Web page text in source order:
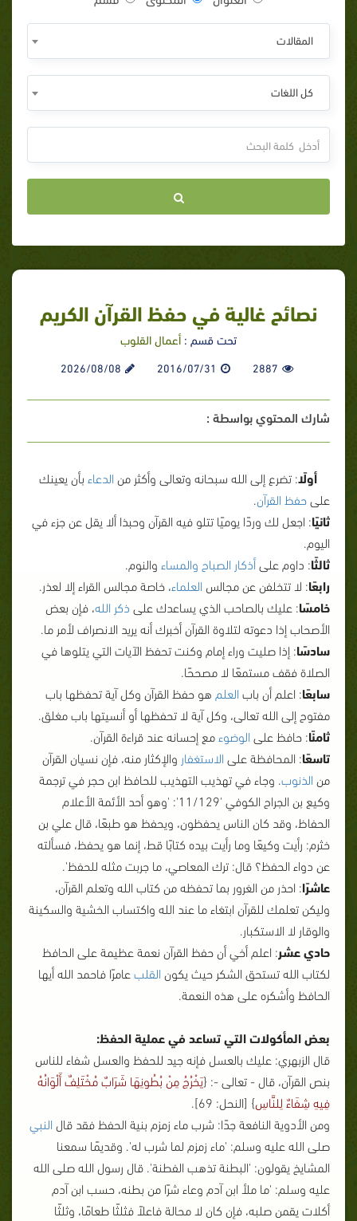
المقالات
كل اللغات
نصائح غالية في حفظ القرآن الكريم
تحت قسم :أعمال القلوب
2887
2016/07/31
2026/08/08
شارك المحتوي بواسطة :
أولًا: تضرع إلى الله سبحانه وتعالى وأكثر من الدعاء بأن يعينك
علىحفظ القرآن.
ثانيًا: اجعل لك وردًا يوميًا تتلو فيه القرآن وحبذا ألا يقل عن جزء في
اليوم.
ثالثًا: داوم علىأذكار الصباح والمساء والنوم.
رابعًا: لا تتخلفن عن مجالس العلماء، خاصة مجالس القراء إلا لعذر.
خامسًا: عليك بالصاحب الذي يساعدك على ذكر الله، فإن بعض
الأصحاب إذا دعوته لتلاوة القرآن أخبرك أنه يريد الانصراف لأمر ما.
سادسًا: إذا صليت وراء إمام وكنت تحفظ الآيات التي يتلوها في
الصلاة فقف مستمعًا لا مصححًا.
سابعًا: اعلم أن باب العلم هو حفظ القرآن وكل آية تحفظها باب
مفتوح إلى الله تعالى، وكل آية لا تحفظها أو أنسيتها باب مغلق.
ثامنًا: حافظ على الوضوء مع إحسانه عند قراءة القرآن.
تاسعًا: المحافظة على الاستغفار والإكثار منه، فإن نسيان القرآن
من الذنوب. وجاء في تهذيب التهذيب للحافظ ابن حجر في ترجمة
وكيع بن الجراح الكوفي '11/129': 'وهو أحد الأئمة الأعلام
الحفاظ، وقد كان الناس يحفظون، ويحفظ هو طبعًا، قال علي بن
خثرم: رأيت وكيعًا وما رأيت بيده كتابًا قط، إنما هو يحفظ، فسألته
عن دواء الحفظ؟ قال: ترك المعاصي، ما جربت مثله للحفظ'.
عاشرًا: احذر من الغرور بما تحفظه من كتاب الله وتعلم القرآن،
وليكن تعلمك للقرآن ابتغاء ما عند الله واكتساب الخشية والسكينة
والوقار لا الاستكبار.
حادي عشر: اعلم أخي أن حفظ القرآن نعمة عظيمة على الحافظ
لكتاب الله تستحق الشكر حيث يكون القلب عامرًا فاحمد الله أيها
الحافظ وأشكره على هذه النعمة.
بعض المأكولات التي تساعد في عملية الحفظ:
قال الزبهري: عليك بالعسل فإنه جيد للحفظ والعسل شفاء للناس
بنص القرآن، قال - تعالى -: {يَخْرُجُ مِنْ بُطُونِهَا شَرَابٌ مُخْتَلِفٌ أَلْوَانُهُ
فِيهِ شِفَاءٌ لِلنَّاسِ} [النحل: 69].
ومن الأدوية النافعة جدًا: شرب ماء زمزم بنية الحفظ فقد قال النبي
صلى الله عليه وسلم: 'ماء زمزم لما شرب له'. وقديمًا سمعنا
المشايخ يقولون: 'البطنة تذهب الفطنة'. قال رسول الله صلى الله
عليه وسلم: 'ما ملأ ابن آدم وعاء شرًا من بطنه، حسب ابن آدم
أكلات يقمن صلبه، فإن كان لا محالة فاعلاً فثلثًا طعامًا، وثلثًا